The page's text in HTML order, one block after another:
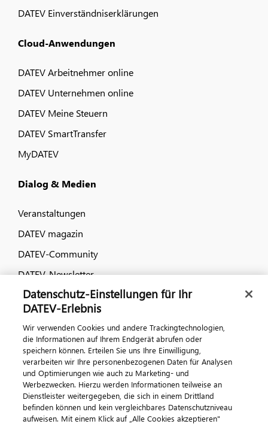
DATEV Einverständniserklärungen
Cloud-Anwendungen
DATEV Arbeitnehmer online
DATEV Unternehmen online
DATEV Meine Steuern
DATEV SmartTransfer
MyDATEV
Dialog & Medien
Veranstaltungen
DATEV magazin
DATEV-Community
DATEV-Newsletter
Kontaktieren Sie uns
ImpressumDatenschutzAGB Kontakt
Datenschutz-Einstellungen für Ihr
DATEV-Erlebnis
Wir verwenden Cookies und andere Trackingtechnologien,
die Informationen auf Ihrem Endgerät abrufen oder
speichern können. Erteilen Sie uns Ihre Einwilligung,
verarbeiten wir Ihre personenbezogenen Daten für Analysen
und Optimierungen wie auch zu Marketing- und
Werbezwecken. Hierzu werden Informationen teilweise an
Dienstleister weitergegeben, die sich in einem Drittland
befinden können und kein vergleichbares Datenschutzniveau
aufweisen. Mit einem Klick auf „Alle Cookies akzeptieren"